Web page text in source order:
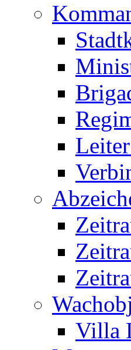
Villa